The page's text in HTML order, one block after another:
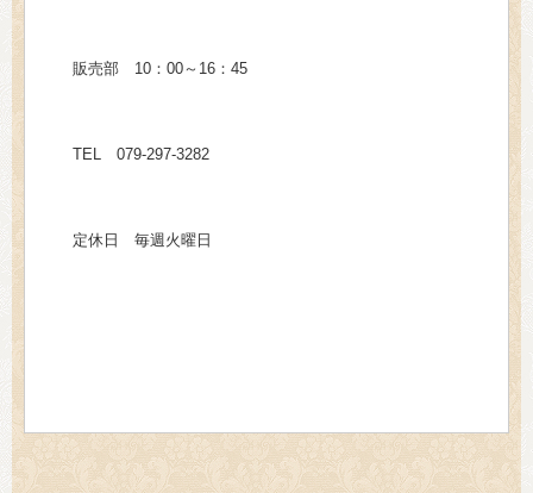
販売部 10：00～16：45
TEL 079-297-3282
定休日 毎週火曜日